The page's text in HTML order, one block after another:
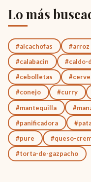
Lo más
#alcachofas #arroz
#calabacin
#caldo-
#cebolletas
#conejo
#curry
#mantequilla
#panificadora
#pure
#queso-
#torta-de-gazpacho